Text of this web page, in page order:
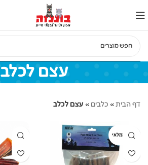
עצם לכלב
דף הבית» כלבים » עצם לכלב
אזל מהמלאי